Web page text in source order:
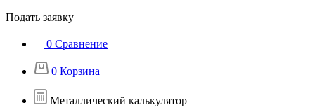
Подать заявку
0 Сравнение
0 Корзина
Металлический калькулятор